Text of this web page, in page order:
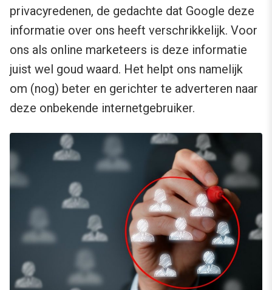
privacyredenen, de gedachte dat Google deze
informatie over ons heeft verschrikkelijk. Voor
ons als online marketeers is deze informatie
juist wel goud waard. Het helpt ons namelijk
om (nog) beter en gerichter te adverteren naar
deze onbekende internetgebruiker.